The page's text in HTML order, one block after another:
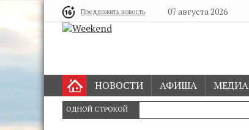
Предложить новость 07 августа 2026
НОВОСТИ АФИША МЕДИА
ОДНОЙ СТРОКОЙ